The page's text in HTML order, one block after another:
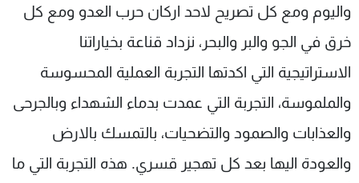
واليوم ومع كل تصريح لاحد اركان حرب العدو ومع كل
خرق في الجو والبر والبحر، نزداد قناعة بخياراتنا
الاستراتيجية التي اكدتها التجربة العملية المحسوسة
والملموسة، التجربة التي عمدت بدماء الشهداء وبالجرحى
والعذابات والصمود والتضحيات، بالتمسك بالارض
والعودة اليها بعد كل تهجير قسري. هذه التجربة التي ما